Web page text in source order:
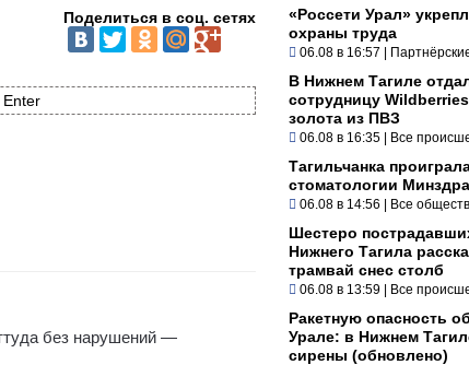
Поделиться в соц. сетях
без нарушений —
«Россети Урал»
охраны труда
06.08 в 16:57 |
В Нижнем Тагиле
сотрудницу
золота из ПВЗ
06.08 в 16:35 | Все
Тагильчанка
стоматологии
06.08 в 14:56 | Все
Шестеро
Нижнего Тагила
трамвай снес столб
06.08 в 13:59 | Все
Ракетную опасность
Урале: в Нижнем
сирены (обновлено)